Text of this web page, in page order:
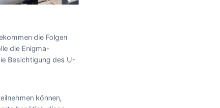
die Folgen
die Enigma-
Besichtigung des U-
können,